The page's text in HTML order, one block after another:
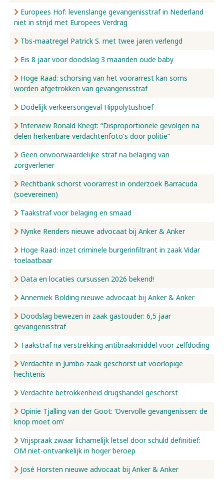
Europees Hof: levenslange gevangenisstraf in Nederland
niet in strijd met Europees Verdrag
Tbs-maatregel Patrick S. met twee jaren verlengd
Eis 8 jaar voor doodslag 3 maanden oude baby
Hoge Raad: schorsing van het voorarrest kan soms
worden afgetrokken van gevangenisstraf
Dodelijk verkeersongeval Hippolytushoef
Interview Ronald Knegt: “Disproportionele gevolgen na
delen herkenbare verdachtenfoto's door politie”
Geen onvoorwaardelijke straf na belaging van
zorgverlener
Rechtbank schorst voorarrest in onderzoek Barracuda
(soevereinen)
Taakstraf voor belaging en smaad
Nynke Renders nieuwe advocaat bij Anker & Anker
Hoge Raad: inzet criminele burgerinfiltrant in zaak Vidar
toelaatbaar
Data en locaties cursussen 2026 bekend!
Annemiek Bolding nieuwe advocaat bij Anker & Anker
Doodslag bewezen in zaak gastouder: 6,5 jaar
gevangenisstraf
Taakstraf na verstrekking antibraakmiddel voor zelfdoding
Verdachte in Jumbo-zaak geschorst uit voorlopige
hechtenis
Verdachte betrokkenheid drugshandel geschorst
Opinie Tjalling van der Goot: ‘Overvolle gevangenissen: de
knop moet om’
Vrijspraak zwaar lichamelijk letsel door schuld definitief:
OM niet-ontvankelijk in hoger beroep
José Horsten nieuwe advocaat bij Anker & Anker